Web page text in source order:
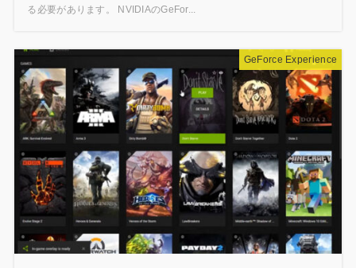
る必要があります。 NVIDIAのGeFor...
GeForce Experience